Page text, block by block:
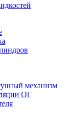
механизм
ОГ